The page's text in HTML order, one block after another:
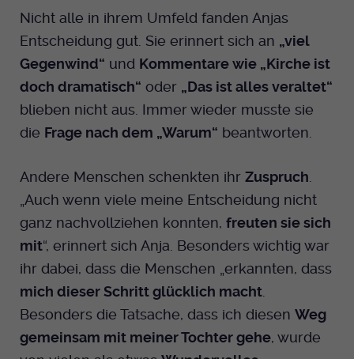
Nicht alle in ihrem Umfeld fanden Anjas
Entscheidung gut. Sie erinnert sich an „viel
Gegenwind“ und Kommentare wie „Kirche ist
doch dramatisch“ oder „Das ist alles veraltet“
blieben nicht aus. Immer wieder musste sie
die Frage nach dem „Warum“ beantworten.
Andere Menschen schenkten ihr Zuspruch
„Auch wenn viele meine Entscheidung nicht
ganz nachvollziehen konnten, freuten sie sich
mit“, erinnert sich Anja. Besonders wichtig war
ihr dabei, dass die Menschen „erkannten, dass
mich dieser Schritt glücklich macht
Besonders die Tatsache, dass ich diesen Weg
gemeinsam mit meiner Tochter gehe, wurde